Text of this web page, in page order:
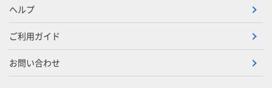
ヘルプ
ご利用ガイド
お問い合わせ